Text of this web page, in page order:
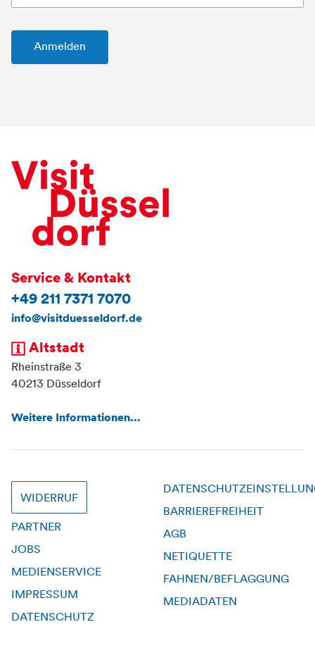
Service & Kontakt
+49 211 7371 7070
info@visitduesseldorf.de
Altstadt
Rheinstraße 3
40213 Düsseldorf
Weitere Informationen...
WIDERRUF
PARTNER
JOBS
MEDIENSERVICE
IMPRESSUM
DATENSCHUTZ
BARRIEREFREIHEIT
AGB
NETIQUETTE
FAHNEN/BEFLAGGUNG
MEDIADATEN